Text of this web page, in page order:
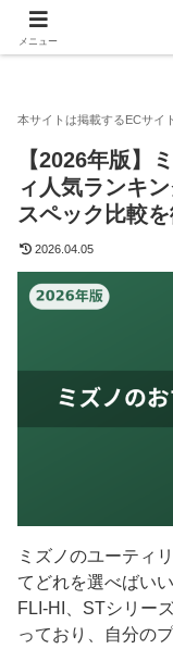
ユー
【2026年版】
ィ人気ランキ
スペック比較
2026.04.05
ミズノのユーティ
てどれを選べばい
FLI-HI、STシリー
っており、自分の
メニュー